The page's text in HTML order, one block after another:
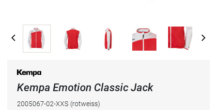
Kempa Emotion Classic Jack
2005067-02-XXS (rotweiss)